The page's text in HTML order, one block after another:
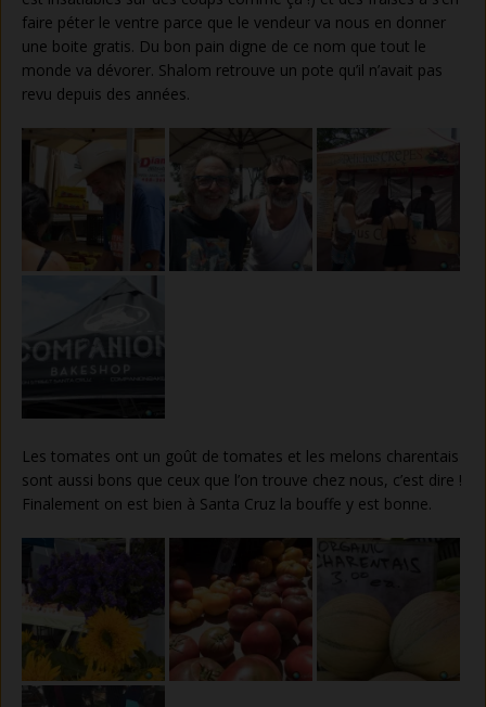
faire péter le ventre parce que le vendeur va nous en donner
une boite gratis. Du bon pain digne de ce nom que tout le
monde va dévorer. Shalom retrouve un pote qu’il n’avait pas
revu depuis des années.
Les tomates ont un goût de tomates et les melons charentais
sont aussi bons que ceux que l’on trouve chez nous, c’est dire !
Finalement on est bien à Santa Cruz la bouffe y est bonne.